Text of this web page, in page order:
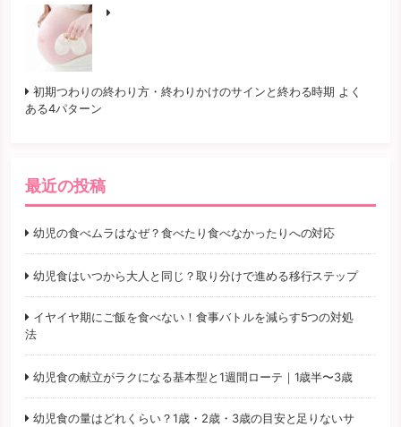
初期つわりの終わり方・終わりかけのサインと終わる時期 よく
ある4パターン
最近の投稿
幼児の食べムラはなぜ？食べたり食べなかったりへの対応
幼児食はいつから大人と同じ？取り分けで進める移行ステップ
イヤイヤ期にご飯を食べない！食事バトルを減らす5つの対処
法
幼児食の献立がラクになる基本型と1週間ローテ｜1歳半〜3歳
幼児食の量はどれくらい？1歳・2歳・3歳の目安と足りないサ